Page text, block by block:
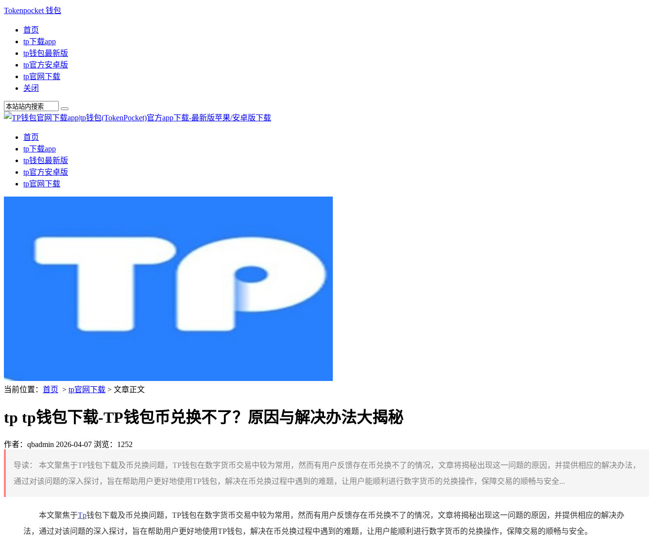
Tokenpocket 钱包
首页
tp下载app
tp钱包最新版
tp官方安卓版
tp官网下载
关闭
首页
tp下载app
tp钱包最新版
tp官方安卓版
tp官网下载
当前位置： 首页 > tp官网下载 > 文章正文
tp tp钱包下载-TP钱包币兑换不了？原因与解决办法大揭秘
作者：qbadmin 2026-04-07 浏览：1252
导读：
本文聚焦于TP钱包下载及币兑换问题，TP钱包在数字货币交易中较为常用，然而有用户反馈存在币兑换不了的情况，文章将揭秘出现这一问题的原因，并提供相应的解决办法，
通过对该问题的深入探讨，旨在帮助用户更好地使用TP钱包，解决在币兑换过程中遇到的难题，让用户能顺利进行数字货币的兑换操作，保障交易的顺畅与安全...
本文聚焦于Tp钱包下载及币兑换问题，TP钱包在数字货币交易中较为常用，然而有用户反馈存在币兑换不了的情况，文章将揭秘出现这一问题的原因，并提供相应的解决办
法，通过对该问题的深入探讨，旨在帮助用户更好地使用TP钱包，解决在币兑换过程中遇到的难题，让用户能顺利进行数字货币的兑换操作，保障交易的顺畅与安全。